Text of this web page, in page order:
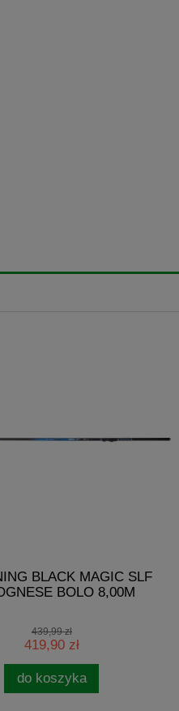
BLACK MAGIC SLF
BOLO 8,00M
439,99 zł
419,90 zł
do koszyka